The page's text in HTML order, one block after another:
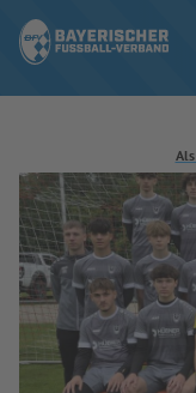
ERGEBNISSE &
NEUIGKEITEN
SPIELBETRIEB &